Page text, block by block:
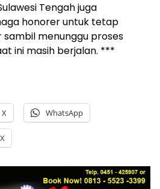
Tengah juga
honorer untuk tetap
menunggu proses
ini masih berjalan. ***
X WhatsApp
X